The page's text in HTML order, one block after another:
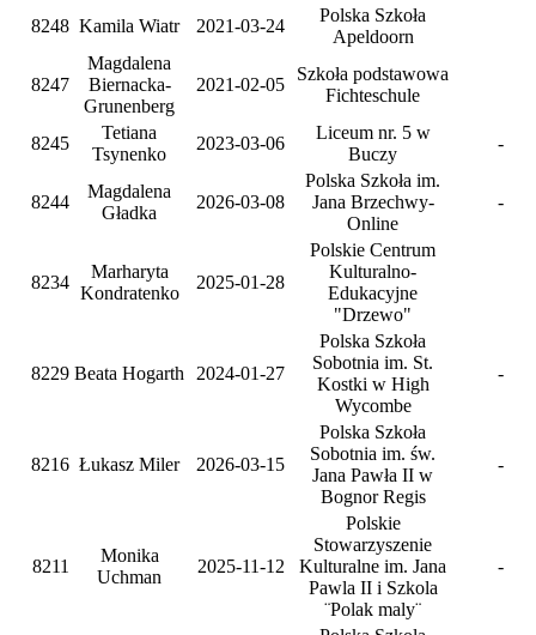
8248 Kamila Wiatr 2021-03-24
Polska Szkoła
Apeldoorn
8247
Magdalena
Biernacka-
Grunenberg
2021-02-05
Szkoła podstawowa
Fichteschule
8245
Tetiana
Tsynenko
2023-03-06
Liceum nr. 5 w
Buczy
-
8244
Magdalena
Gładka
2026-03-08
Polska Szkoła im.
Jana Brzechwy-
Online
-
8234
Marharyta
Kondratenko
2025-01-28
Polskie Centrum
Kulturalno-
Edukacyjne
"Drzewo"
8229 Beata Hogarth 2024-01-27
Polska Szkoła
Sobotnia im. St.
Kostki w High
Wycombe
-
8216 Łukasz Miler 2026-03-15
Polska Szkoła
Sobotnia im. św.
Jana Pawła II w
Bognor Regis
-
8211
Monika
Uchman
2025-11-12
Polskie
Stowarzyszenie
Kulturalne im. Jana
Pawla II i Szkola
¨Polak maly¨
-